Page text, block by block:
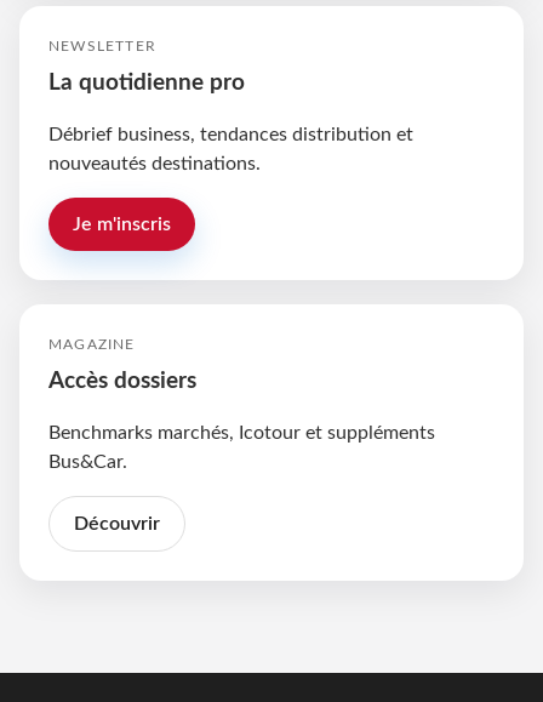
NEWSLETTER
La quotidienne pro
Débrief business, tendances distribution et
nouveautés destinations.
Je m'inscris
MAGAZINE
Accès dossiers
Benchmarks marchés, Icotour et suppléments
Bus&Car.
Découvrir